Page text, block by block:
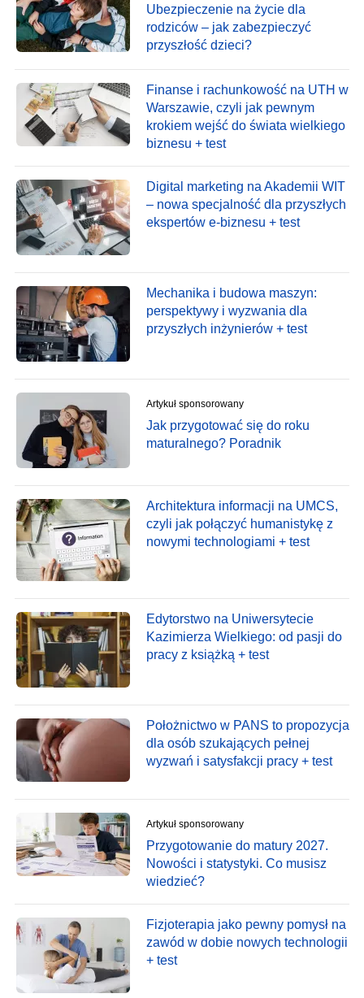
Ubezpieczenie na życie dla
rodziców – jak zabezpieczyć
przyszłość dzieci?
Finanse i rachunkowość na UTH w
Warszawie, czyli jak pewnym
krokiem wejść do świata wielkiego
biznesu + test
Digital marketing na Akademii WIT
– nowa specjalność dla przyszłych
ekspertów e-biznesu + test
Mechanika i budowa maszyn:
perspektywy i wyzwania dla
przyszłych inżynierów + test
Artykuł sponsorowany
Jak przygotować się do roku
maturalnego? Poradnik
Architektura informacji na UMCS,
czyli jak połączyć humanistykę z
nowymi technologiami + test
Edytorstwo na Uniwersytecie
Kazimierza Wielkiego: od pasji do
pracy z książką + test
Położnictwo w PANS to propozycja
dla osób szukających pełnej
wyzwań i satysfakcji pracy + test
Artykuł sponsorowany
Przygotowanie do matury 2027.
Nowości i statystyki. Co musisz
wiedzieć?
Fizjoterapia jako pewny pomysł na
zawód w dobie nowych technologii
+ test